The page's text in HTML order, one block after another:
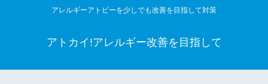
アレルギーアトピーを少しでも改善を目指して対策
アトカイ!アレルギー改善を目指して